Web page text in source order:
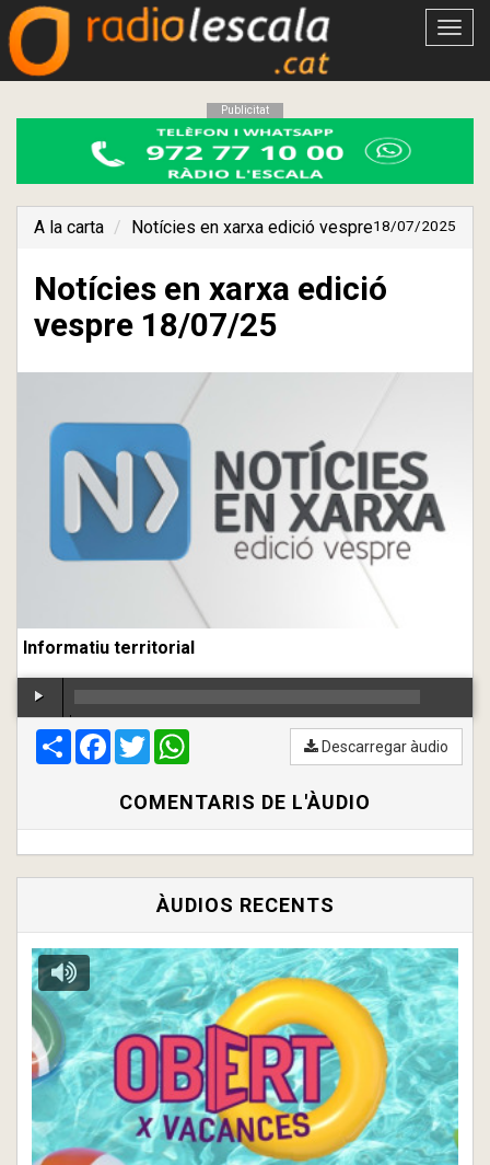
Obrir
Publicitat
A la carta Notícies en xarxa edició vespre18/07/2025
Notícies en xarxa edició
vespre 18/07/25
Informatiu territorial
00:00/ 00:00
CompartirFacebook
Twitter Descarregar àudio
COMENTARIS DE L'ÀUDIO
ÀUDIOS RECENTS